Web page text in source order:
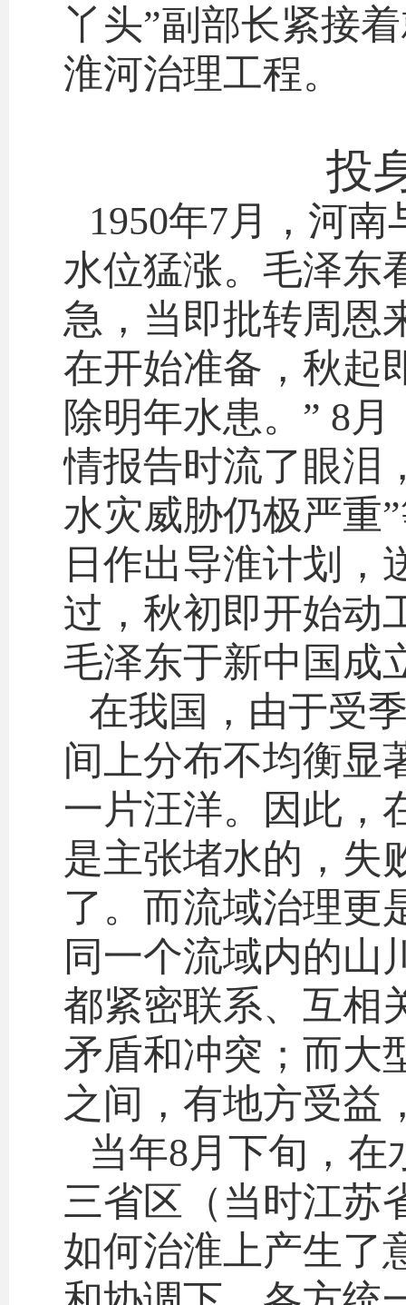
丫头”副部长紧接
淮河治理工程。
投
1950年7月，河
水位猛涨。毛泽东
急，当即批转周恩
在开始准备，秋起
除明年水患。” 8
情报告时流了眼泪
水灾威胁仍极严重
日作出导淮计划，
过，秋初即开始动
毛泽东于新中国成
在我国，由于受
间上分布不均衡显
一片汪洋。因此，
是主张堵水的，失
了。而流域治理更
同一个流域内的山
都紧密联系、互相
矛盾和冲突；而大
之间，有地方受益
当年8月下旬，
三省区（当时江苏
如何治淮上产生了